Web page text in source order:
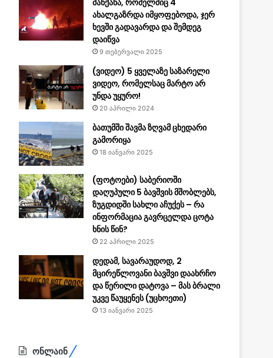
მანქანა, რომელშიც 4
ახალგაზრდა იმყოფებოდა, ჯერ
ხევში გადავარდა და შემდეგ
დაიწვა
9 თებერვალი 2025
(ვიდეო) 5 ყველაზე საზარელი
ვიდეო, რომელსაც მარტო არ
უნდა უყურო!
20 აპრილი 2024
ბათუმში შავმა ზღვამ ცხედარი
გამორიყა
18 იანვარი 2025
(ფოტოები) საბერიოში
დაღუპული 5 ბავშვის მშობლებს,
ზუგდიდში სახლი აჩუქეს – რა
ინფორმაცია გავრცელდა ცოტა
ხნის წინ?
22 აპრილი 2025
დედამ, სავარაუდოდ, 2
მცირეწლოვანი ბავშვი დაახრჩო
და წერილი დატოვა – მას ბრალი
უკვე წაუყენეს (უცხოეთი)
13 იანვარი 2025
ონლაინ